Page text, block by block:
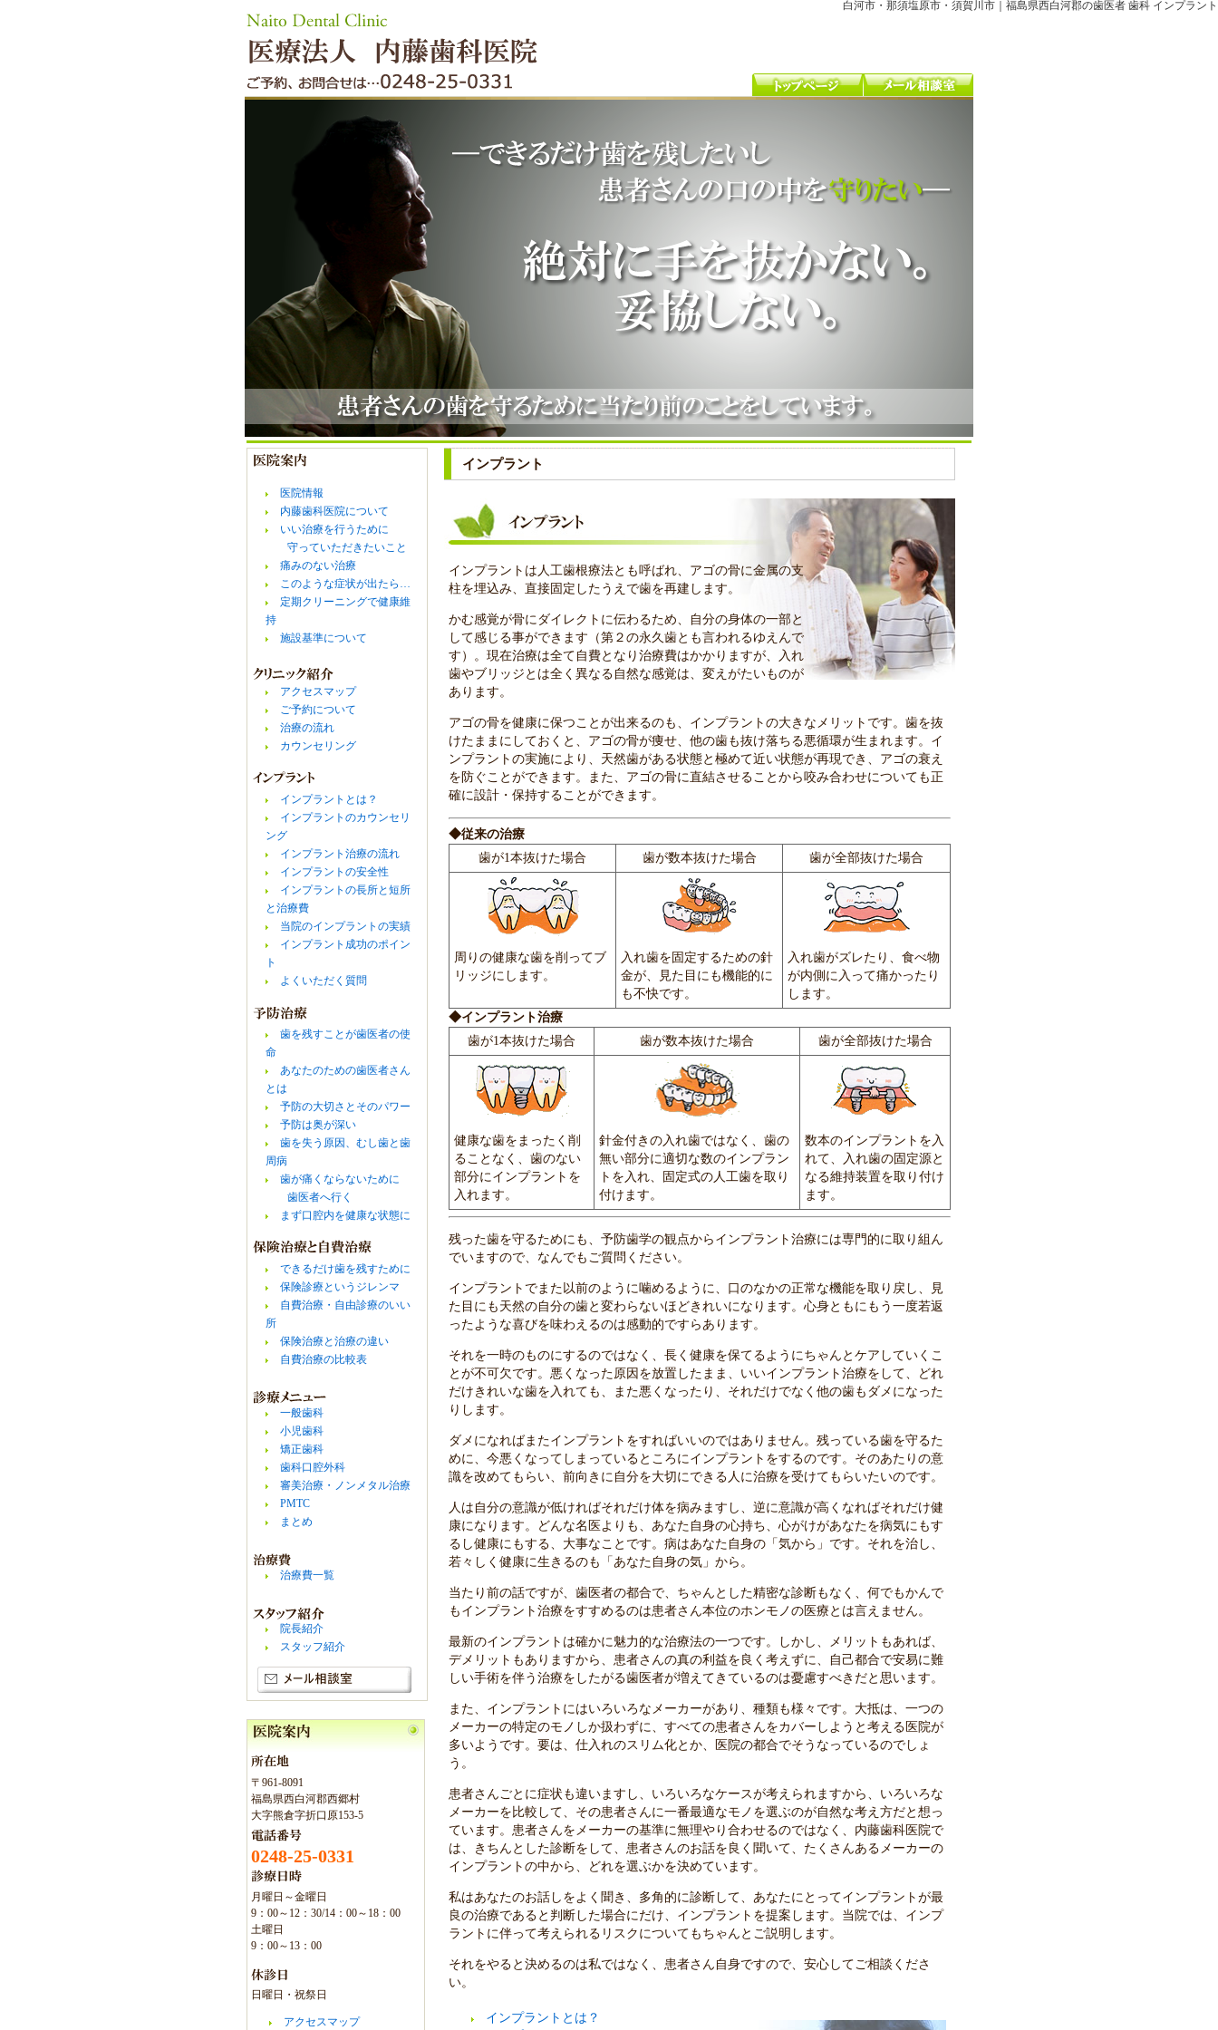
白河市・那須塩原市・須賀川市｜福島県西白河郡の歯医者 歯科 インプラント
医院情報
内藤歯科医院について
いい治療を行うために
守っていただきたいこと
痛みのない治療
このような症状が出たら…
定期クリーニングで健康維
持
施設基準について
アクセスマップ
ご予約について
治療の流れ
カウンセリング
インプラントとは？
インプラントのカウンセリ
ング
インプラント治療の流れ
インプラントの安全性
インプラントの長所と短所
と治療費
当院のインプラントの実績
インプラント成功のポイン
ト
よくいただく質問
歯を残すことが歯医者の使
命
あなたのための歯医者さん
とは
予防の大切さとそのパワー
予防は奥が深い
歯を失う原因、むし歯と歯
周病
歯が痛くならないために
歯医者へ行く
まず口腔内を健康な状態に
できるだけ歯を残すために
保険診療というジレンマ
自費治療・自由診療のいい
所
保険治療と治療の違い
自費治療の比較表
一般歯科
小児歯科
矯正歯科
歯科口腔外科
審美治療・ノンメタル治療
PMTC
まとめ
治療費一覧
院長紹介
スタッフ紹介
〒961-8091
福島県西白河郡西郷村
大字熊倉字折口原153-5
0248-25-0331
月曜日～金曜日
9：00～12：30/14：00～18：00
土曜日
9：00～13：00
日曜日・祝祭日
アクセスマップ
インプラント
インプラントは人工歯根療法とも呼ばれ、アゴの骨に金属の支
柱を埋込み、直接固定したうえで歯を再建します。
かむ感覚が骨にダイレクトに伝わるため、自分の身体の一部と
して感じる事ができます（第２の永久歯とも言われるゆえんで
す）。現在治療は全て自費となり治療費はかかりますが、入れ
歯やブリッジとは全く異なる自然な感覚は、変えがたいものが
あります。
アゴの骨を健康に保つことが出来るのも、インプラントの大きなメリットです。歯を抜
けたままにしておくと、アゴの骨が痩せ、他の歯も抜け落ちる悪循環が生まれます。イ
ンプラントの実施により、天然歯がある状態と極めて近い状態が再現でき、アゴの衰え
を防ぐことができます。また、アゴの骨に直結させることから咬み合わせについても正
確に設計・保持することができます。
◆従来の治療
歯が1本抜けた場合
歯が数本抜けた場合 歯が全部抜けた場合
周りの健康な歯を削ってブ
リッジにします。
入れ歯を固定するための針
金が、見た目にも機能的に
も不快です。
入れ歯がズレたり、食べ物
が内側に入って痛かったり
します。
◆インプラント治療
歯が1本抜けた場合
歯が数本抜けた場合 歯が全部抜けた場合
健康な歯をまったく削
ることなく、歯のない
部分にインプラントを
入れます。
針金付きの入れ歯ではなく、歯の
無い部分に適切な数のインプラン
トを入れ、固定式の人工歯を取り
付けます。
数本のインプラントを入
れて、入れ歯の固定源と
なる維持装置を取り付け
ます。
残った歯を守るためにも、予防歯学の観点からインプラント治療には専門的に取り組ん
でいますので、なんでもご質問ください。
インプラントでまた以前のように噛めるように、口のなかの正常な機能を取り戻し、見
た目にも天然の自分の歯と変わらないほどきれいになります。心身ともにもう一度若返
ったような喜びを味わえるのは感動的ですらあります。
それを一時のものにするのではなく、長く健康を保てるようにちゃんとケアしていくこ
とが不可欠です。悪くなった原因を放置したまま、いいインプラント治療をして、どれ
だけきれいな歯を入れても、また悪くなったり、それだけでなく他の歯もダメになった
りします。
ダメになればまたインプラントをすればいいのではありません。残っている歯を守るた
めに、今悪くなってしまっているところにインプラントをするのです。そのあたりの意
識を改めてもらい、前向きに自分を大切にできる人に治療を受けてもらいたいのです。
人は自分の意識が低ければそれだけ体を病みますし、逆に意識が高くなればそれだけ健
康になります。どんな名医よりも、あなた自身の心持ち、心がけがあなたを病気にもす
るし健康にもする、大事なことです。病はあなた自身の「気から」です。それを治し、
若々しく健康に生きるのも「あなた自身の気」から。
当たり前の話ですが、歯医者の都合で、ちゃんとした精密な診断もなく、何でもかんで
もインプラント治療をすすめるのは患者さん本位のホンモノの医療とは言えません。
最新のインプラントは確かに魅力的な治療法の一つです。しかし、メリットもあれば、
デメリットもありますから、患者さんの真の利益を良く考えずに、自己都合で安易に難
しい手術を伴う治療をしたがる歯医者が増えてきているのは憂慮すべきだと思います。
また、インプラントにはいろいろなメーカーがあり、種類も様々です。大抵は、一つの
メーカーの特定のモノしか扱わずに、すべての患者さんをカバーしようと考える医院が
多いようです。要は、仕入れのスリム化とか、医院の都合でそうなっているのでしょ
う。
患者さんごとに症状も違いますし、いろいろなケースが考えられますから、いろいろな
メーカーを比較して、その患者さんに一番最適なモノを選ぶのが自然な考え方だと想っ
ています。患者さんをメーカーの基準に無理やり合わせるのではなく、内藤歯科医院で
は、きちんとした診断をして、患者さんのお話を良く聞いて、たくさんあるメーカーの
インプラントの中から、どれを選ぶかを決めています。
私はあなたのお話しをよく聞き、多角的に診断して、あなたにとってインプラントが最
良の治療であると判断した場合にだけ、インプラントを提案します。当院では、インプ
ラントに伴って考えられるリスクについてもちゃんとご説明します。
それをやると決めるのは私ではなく、患者さん自身ですので、安心してご相談くださ
い。
インプラントとは？